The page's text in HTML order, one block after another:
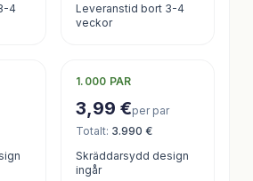
4
Leveranstid bort 3-4
veckor
1.000 PAR
3,99 €per par
Totalt: 3.990 €
Skräddarsydd design
ingår